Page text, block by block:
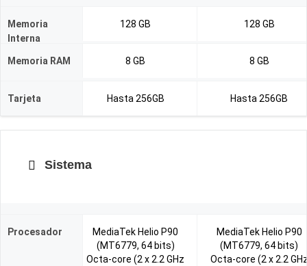
Memoria
Interna
128 GB 128 GB
Memoria RAM 8 GB 8 GB
Tarjeta Hasta 256GB Hasta 256GB
Sistema
Procesador
MediaTek Helio P90
(MT6779, 64 bits)
Octa-core (2 x 2.2 GHz
MediaTek Helio P90
(MT6779, 64 bits)
Octa-core (2 x 2.2